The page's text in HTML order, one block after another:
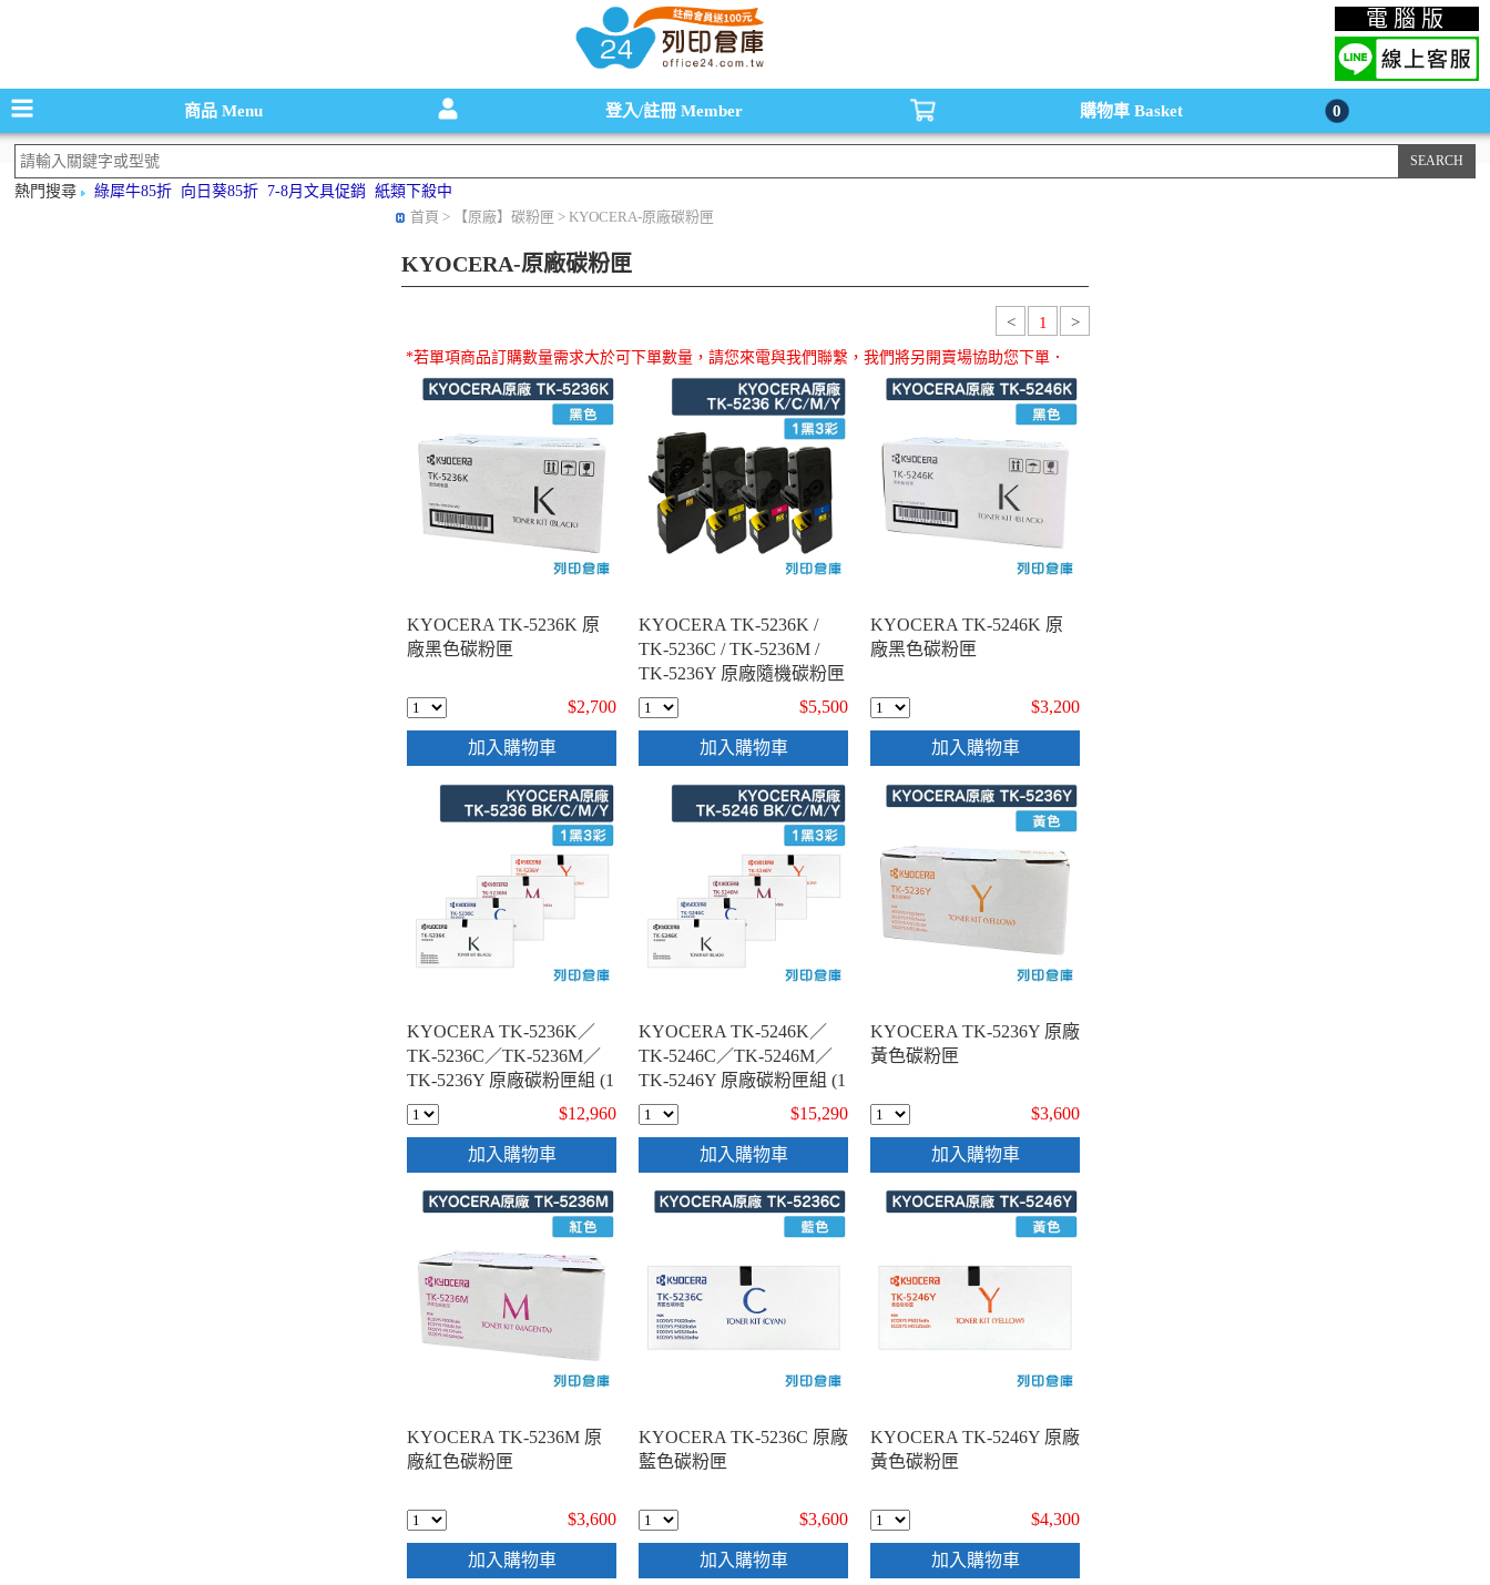
碳粉匣，墨水匣,原廠碳粉匣，副廠碳粉匣，環保碳粉匣,連續供墨印表機-office24列印倉庫線上購物手機版 電腦版
商品Menu 登入/註冊 Member 購物車 Basket 0
熱門搜尋 綠犀牛85折 向日葵85折 7-8月文具促銷
紙類下殺中
首頁 > 【原廠】碳粉匣 > KYOCERA-原廠碳粉匣
KYOCERA-原廠碳粉匣
< 1 >
*若單項商品訂購數量需求大於可下單數量，請您來電與我們聯繫，我們將另開賣場協助您下單．
KYOCERA TK-5236K 原
廠黑色碳粉匣
$2,700
加入購物車
KYOCERA TK-5236K /
TK-5236C / TK-5236M /
TK-5236Y 原廠隨機碳粉匣
1黑3彩超值組
$5,500
加入購物車
KYOCERA TK-5246K 原
廠黑色碳粉匣
$3,200
加入購物車
KYOCERA TK-5236K／
TK-5236C／TK-5236M／
TK-5236Y 原廠碳粉匣組 (1
黑3彩)
$12,960
加入購物車
KYOCERA TK-5246K／
TK-5246C／TK-5246M／
TK-5246Y 原廠碳粉匣組 (1
黑3彩)
$15,290
加入購物車
KYOCERA TK-5236Y 原廠
黃色碳粉匣
$3,600
加入購物車
KYOCERA TK-5236M 原
廠紅色碳粉匣
$3,600
加入購物車
KYOCERA TK-5236C 原廠
藍色碳粉匣
$3,600
加入購物車
KYOCERA TK-5246Y 原廠
黃色碳粉匣
$4,300
加入購物車